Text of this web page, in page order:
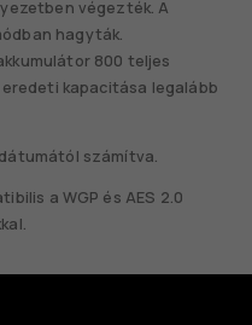
végezték. A
hagyták.
800 teljes
kapacitása legalább
számítva.
a WGP és AES 2.0